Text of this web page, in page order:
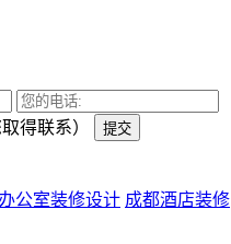
得联系） 提交
公室装修设计 成都酒店装修